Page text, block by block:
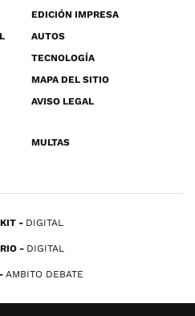
EDICIÓN IMPRESA
AUTOS
TECNOLOGÍA
MAPA DEL SITIO
AVISO LEGAL
MULTAS
DIGITAL
DIGITAL
AMBITO DEBATE